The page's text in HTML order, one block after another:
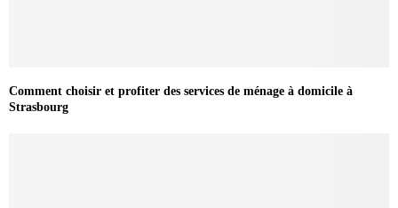
Comment choisir et profiter des services de ménage à domicile à
Strasbourg